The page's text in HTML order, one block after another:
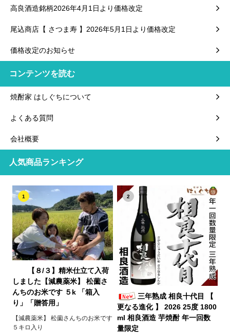
高良酒造銘柄2026年4月1日より価格改定
尾込商店【 さつま寿 】2026年5月1日より価格改定
価格改定のお知らせ
コンテンツを読む
焼酎家 はしぐちについて
よくある質問
会社概要
人気商品ランキング
1
【８/３】精米仕立て入荷
しました【減農薬米】 松薗さ
んちのお米です ５k 「箱入
り」「贈答用」
【減農薬米】 松薗さんちのお米です
５キロ入り
2
三年熟成 相良十代目 【
更なる進化 】 2026 25度 1800
ml 相良酒造 芋焼酎 年一回数
量限定